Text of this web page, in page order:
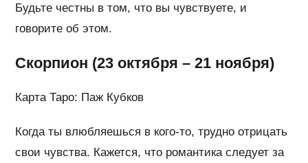
Будьте честны в том, что вы чувствуете, и
говорите об этом.
Скорпион (23 октября – 21 ноября)
Карта Таро: Паж Кубков
Когда ты влюбляешься в кого-то, трудно отрицать
свои чувства. Кажется, что романтика следует за